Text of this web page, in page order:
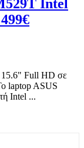
Intel
Full HD σε
laptop ASUS
Intel ...